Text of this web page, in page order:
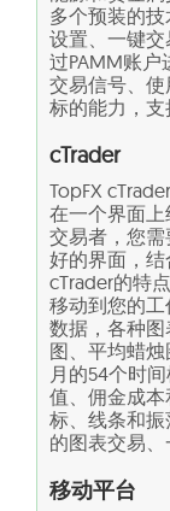
多个预装的
设置、一键
过PAMM账户
交易信号、
标的能力，支
cTrader
TopFX
在一个界面
交易者，您
好的界面，结
cTrader的特
移动到您的
数据，各种
图、平均蜡
月的54个时
值、佣金成
标、线条和
的图表交易、
移动平台